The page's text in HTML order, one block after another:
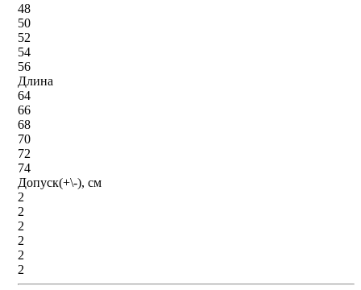
48
50
52
54
56
Длина
64
66
68
70
72
74
Допуск(+\-), см
2
2
2
2
2
2